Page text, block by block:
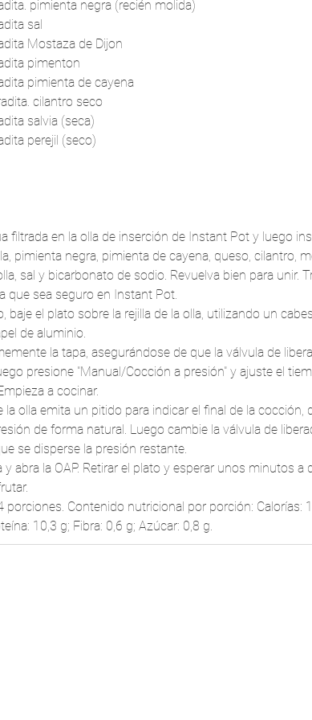
pimienta negra (recién molida)
sal
Mostaza de Dijon
pimenton
pimienta de cayena
cilantro seco
salvia (seca)
perejil (seco)
filtrada en la olla de inserción de Instant Pot y luego
pimienta negra, pimienta de cayena, queso, cilantro,
sal y bicarbonato de sodio. Revuelva bien para unir.
que sea seguro en Instant Pot.
baje el plato sobre la rejilla de la olla, utilizando un
de aluminio.
la tapa, asegurándose de que la válvula de
presione "Manual/Cocción a presión" y ajuste el
a cocinar.
la olla emita un pitido para indicar el final de la
de forma natural. Luego cambie la válvula de
se disperse la presión restante.
y abra la OAP. Retirar el plato y esperar unos minutos a
porciones. Contenido nutricional por porción: Calorías:
10,3 g; Fibra: 0,6 g; Azúcar: 0,8 g.